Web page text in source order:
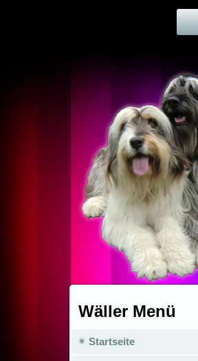
Wäller Menü
Startseite